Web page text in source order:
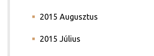
2015 Augusztus
2015 Július